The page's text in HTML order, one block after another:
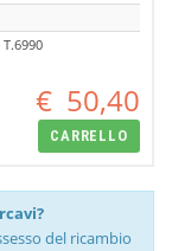
€ 50,40
CARRELLO
del ricambio